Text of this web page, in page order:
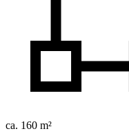
ca. 160 m²